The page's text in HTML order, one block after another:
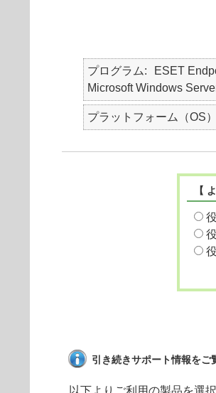
プログラム
ESET
Microsoft Windows
プラットフォーム（OS）
【
引き続きサポート情報をご
以下よりご利用の製品を選